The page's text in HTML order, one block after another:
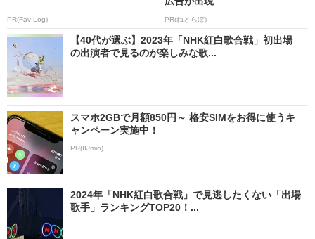
PR(Fav-Log) PR(ねとらぼ)
【40代が選ぶ】2023年「NHK紅白歌合戦」初出場
の出演者で見るのが楽しみな歌...
スマホ2GBで月額850円～ 格安SIMをお得に使うキ
ャンペーン実施中！
PR(IIJmio)
2024年「NHK紅白歌合戦」で見逃したくない「出場
歌手」ランキングTOP20！...